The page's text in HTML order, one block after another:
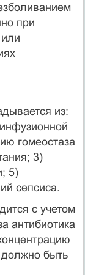
при
из:
гомеостаза
3)
5)
сепсиса.
с учетом
антибиотика
должно быть